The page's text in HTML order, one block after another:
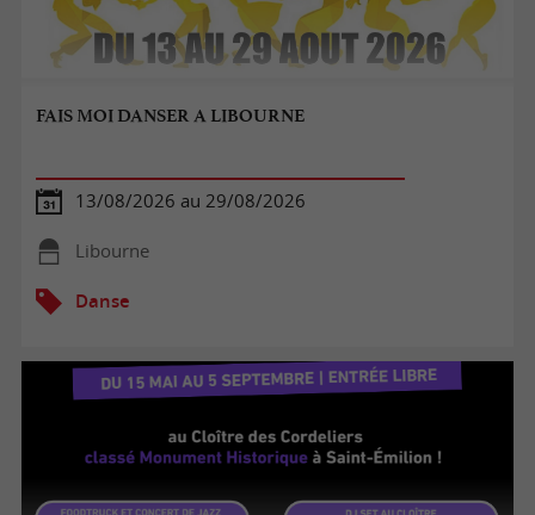
FAIS MOI DANSER A LIBOURNE
13/08/2026 au 29/08/2026
Libourne
Danse